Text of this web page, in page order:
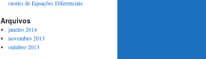
(noite) de Equações Diferenciais
Arquivos
janeiro 2014
novembro 2013
outubro 2013